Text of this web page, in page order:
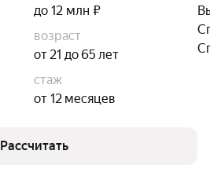
до 12 млн ₽
возраст
от 21 до 65 лет
стаж
от 12 месяцев
Рассчитать